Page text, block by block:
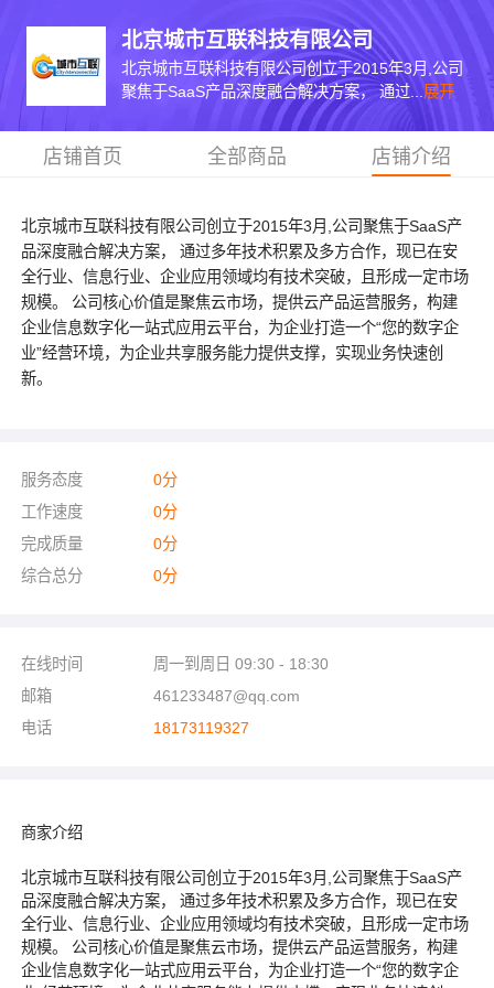
北京城市互联科技有限公司
北京城市互联科技有限公司创立于2015年3月,公司
聚焦于SaaS产品深度融合解决方案， 通过... 展开
店铺首页 全部商品 店铺介绍
北京城市互联科技有限公司创立于2015年3月,公司聚焦于SaaS产
品深度融合解决方案， 通过多年技术积累及多方合作，现已在安
全行业、信息行业、企业应用领域均有技术突破，且形成一定市场
规模。 公司核心价值是聚焦云市场，提供云产品运营服务，构建
企业信息数字化一站式应用云平台，为企业打造一个“您的数字企
业”经营环境，为企业共享服务能力提供支撑，实现业务快速创
新。
服务态度 0分
工作速度
0分
完成质量
0分
综合总分
0分
在线时间
周一到周日 09:30 - 18:30
邮箱
461233487@qq.com
电话
18173119327
商家介绍
北京城市互联科技有限公司创立于2015年3月,公司聚焦于SaaS产
品深度融合解决方案， 通过多年技术积累及多方合作，现已在安
全行业、信息行业、企业应用领域均有技术突破，且形成一定市场
规模。 公司核心价值是聚焦云市场，提供云产品运营服务，构建
企业信息数字化一站式应用云平台，为企业打造一个“您的数字企